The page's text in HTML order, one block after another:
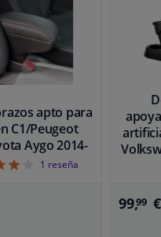
apto para
C1/Peugeot
Aygo 2014-
41 reseña
99,99 €